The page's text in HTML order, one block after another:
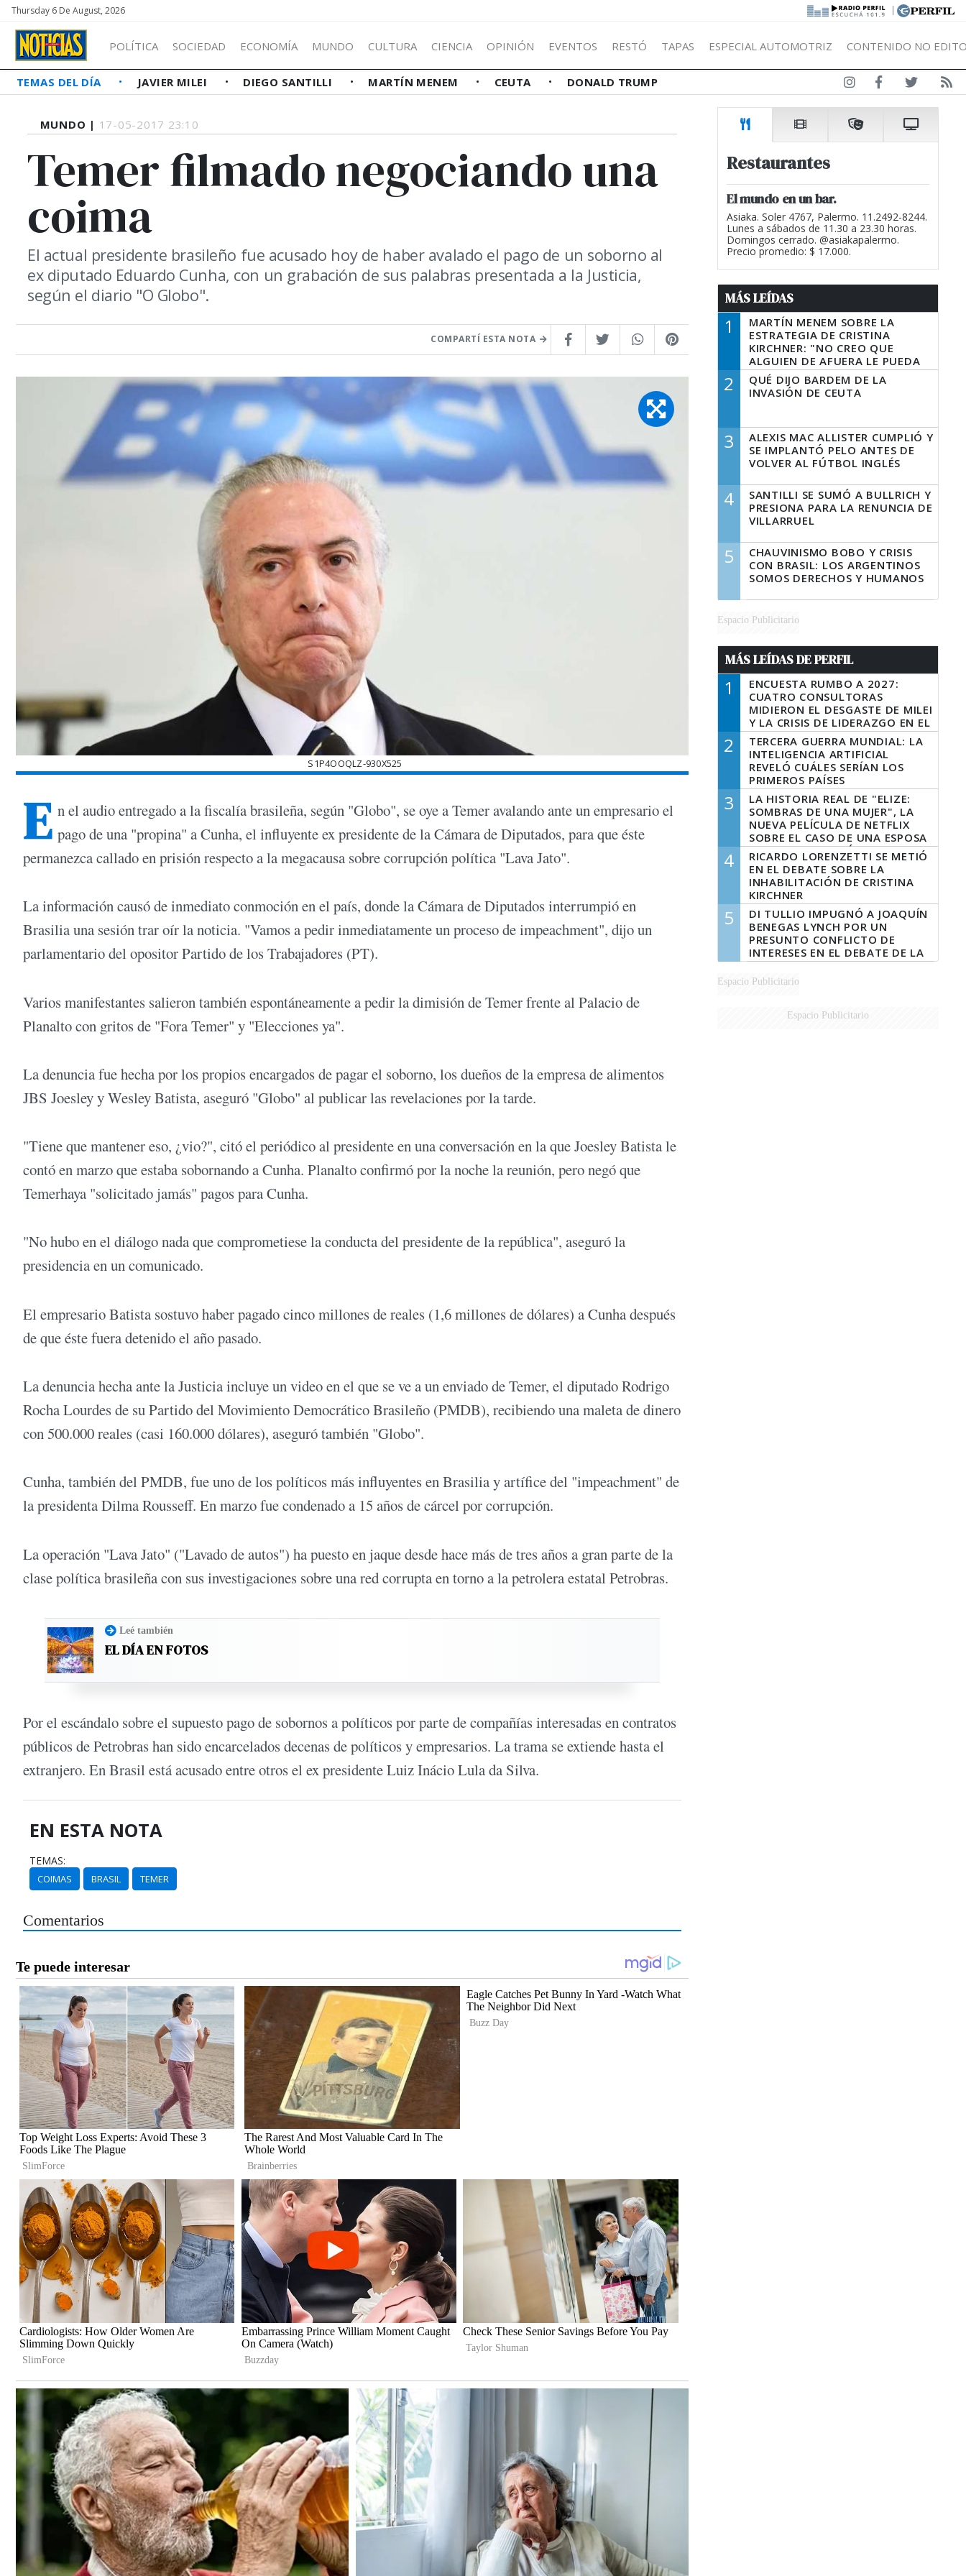
Thursday 6 De August, 2026 |
POLÍTICA SOCIEDAD ECONOMÍA MUNDO CULTURA CIENCIA OPINIÓN EVENTOS RESTÓ TAPAS ESPECIAL AUTOMOTRIZ CONTENIDO NO
TEMAS DEL DÍA JAVIER MILEI DIEGO SANTILLI MARTÍN MENEM CEUTA DONALD TRUMP
MUNDO | 17-05-2017 23:10
Temer filmado negociando una
coima
El actual presidente brasileño fue acusado hoy de haber avalado el pago de un soborno al
ex diputado Eduardo Cunha, con un grabación de sus palabras presentada a la Justicia,
según el diario "O Globo".
COMPARTÍ ESTA NOTA
S1P4OOQLZ-930X525
E n el audio entregado a la fiscalía brasileña, según "Globo", se oye a Temer avalando ante un empresario el
pago de una "propina" a Cunha, el influyente ex presidente de la Cámara de Diputados, para que éste
permanezca callado en prisión respecto a la megacausa sobre corrupción política "Lava Jato".
La información causó de inmediato conmoción en el país, donde la Cámara de Diputados interrumpió en
Brasilia una sesión trar oír la noticia. "Vamos a pedir inmediatamente un proceso de impeachment", dijo un
parlamentario del opositor Partido de los Trabajadores (PT).
Varios manifestantes salieron también espontáneamente a pedir la dimisión de Temer frente al Palacio de
Planalto con gritos de "Fora Temer" y "Elecciones ya".
La denuncia fue hecha por los propios encargados de pagar el soborno, los dueños de la empresa de alimentos
JBS Joesley y Wesley Batista, aseguró "Globo" al publicar las revelaciones por la tarde.
"Tiene que mantener eso, ¿vio?", citó el periódico al presidente en una conversación en la que Joesley Batista le
contó en marzo que estaba sobornando a Cunha. Planalto confirmó por la noche la reunión, pero negó que
Temerhaya "solicitado jamás" pagos para Cunha.
"No hubo en el diálogo nada que comprometiese la conducta del presidente de la república", aseguró la
presidencia en un comunicado.
El empresario Batista sostuvo haber pagado cinco millones de reales (1,6 millones de dólares) a Cunha después
de que éste fuera detenido el año pasado.
La denuncia hecha ante la Justicia incluye un video en el que se ve a un enviado de Temer, el diputado Rodrigo
Rocha Lourdes de su Partido del Movimiento Democrático Brasileño (PMDB), recibiendo una maleta de dinero
con 500.000 reales (casi 160.000 dólares), aseguró también "Globo".
Cunha, también del PMDB, fue uno de los políticos más influyentes en Brasilia y artífice del "impeachment" de
la presidenta Dilma Rousseff. En marzo fue condenado a 15 años de cárcel por corrupción.
La operación "Lava Jato" ("Lavado de autos") ha puesto en jaque desde hace más de tres años a gran parte de la
clase política brasileña con sus investigaciones sobre una red corrupta en torno a la petrolera estatal Petrobras.
Leé también
EL DÍA EN FOTOS
Por el escándalo sobre el supuesto pago de sobornos a políticos por parte de compañías interesadas en contratos
públicos de Petrobras han sido encarcelados decenas de políticos y empresarios. La trama se extiende hasta el
extranjero. En Brasil está acusado entre otros el ex presidente Luiz Inácio Lula da Silva.
EN ESTA NOTA
TEMAS:
COIMAS BRASIL TEMER
Comentarios
Restaurantes
El mundo en un bar.
Asiaka. Soler 4767, Palermo. 11.2492-8244.
Lunes a sábados de 11.30 a 23.30 horas.
Domingos cerrado. @asiakapalermo.
Precio promedio: $ 17.000.
MÁS LEÍDAS
1
MARTÍN MENEM SOBRE LA
ESTRATEGIA DE CRISTINA
KIRCHNER: "NO CREO QUE
ALGUIEN DE AFUERA LE PUEDA
DECIR A LA JUSTICIA LO QUE
TIENE QUE HACER"
2
QUÉ DIJO BARDEM DE LA
INVASIÓN DE CEUTA
3
ALEXIS MAC ALLISTER CUMPLIÓ Y
SE IMPLANTÓ PELO ANTES DE
VOLVER AL FÚTBOL INGLÉS
4
SANTILLI SE SUMÓ A BULLRICH Y
PRESIONA PARA LA RENUNCIA DE
VILLARRUEL
5
CHAUVINISMO BOBO Y CRISIS
CON BRASIL: LOS ARGENTINOS
SOMOS DERECHOS Y HUMANOS
Espacio Publicitario
MÁS LEÍDAS DE PERFIL
1
ENCUESTA RUMBO A 2027:
CUATRO CONSULTORAS
MIDIERON EL DESGASTE DE MILEI
Y LA CRISIS DE LIDERAZGO EN EL
PERONISMO
2
TERCERA GUERRA MUNDIAL: LA
INTELIGENCIA ARTIFICIAL
REVELÓ CUÁLES SERÍAN LOS
PRIMEROS PAÍSES
LATINOAMERICANOS EN SER
DERROTADOS
3
LA HISTORIA REAL DE "ELIZE:
SOMBRAS DE UNA MUJER", LA
NUEVA PELÍCULA DE NETFLIX
SOBRE EL CASO DE UNA ESPOSA
QUE DESCUARTIZÓ A SU
MARIDO
4
RICARDO LORENZETTI SE METIÓ
EN EL DEBATE SOBRE LA
INHABILITACIÓN DE CRISTINA
KIRCHNER
5
DI TULLIO IMPUGNÓ A JOAQUÍN
BENEGAS LYNCH POR UN
PRESUNTO CONFLICTO DE
INTERESES EN EL DEBATE DE LA
LEY DE TIERRAS
Espacio Publicitario
Espacio Publicitario